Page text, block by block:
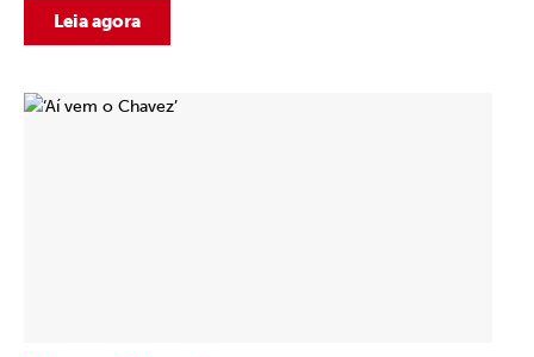
Leia agora